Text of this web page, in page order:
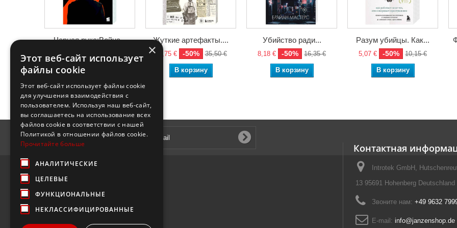
Черная рука:Война...
8,25 € -50%
В корзину
Жуткие артефакты....
17,75 € -50% 35,50 €
В корзину
Убийство ради...
8,18 € -50% 16,35 €
В корзину
Разум убийцы. Как...
5,07 € -50% 10,15 €
В корзину
Рассылка
Контактная
Introtek GmbH,
13 95691 Hohenberg Deutschland
Звоните нам: +49 9632
E-mail: info@janzenshop.de
×
Этот веб-сайт использует
файлы cookie
Этот веб-сайт использует файлы cookie
для улучшения взаимодействия с
пользователем. Используя наш веб-сайт,
вы соглашаетесь на использование всех
файлов cookie в соответствии с нашей
Политикой в ​​отношении файлов cookie.
Прочитайте больше
АНАЛИТИЧЕСКИЕ
ЦЕЛЕВЫЕ
ФУНКЦИОНАЛЬНЫЕ
НЕКЛАССИФИЦИРОВАННЫЕ